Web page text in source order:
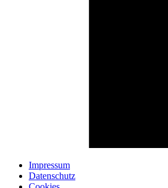
Impressum
Datenschutz